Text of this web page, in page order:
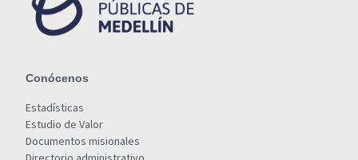
Conócenos
Estadísticas
Estudio de Valor
Documentos misionales